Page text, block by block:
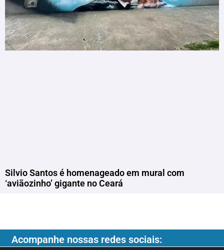
Silvio Santos é homenageado em mural com
‘aviãozinho’ gigante no Ceará
Acompanhe nossas redes sociais: